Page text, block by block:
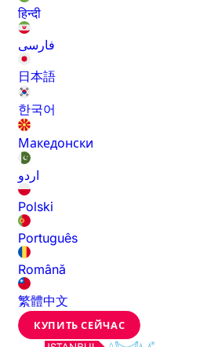
हिन्दी
فارسی
日本語
한국어
Македонски
اردو
Polski
Português
Română
繁體中文
КУПИТЬ СЕЙЧАС